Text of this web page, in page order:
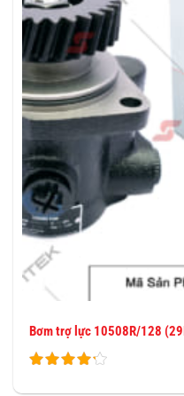
Bơm trợ lực 10508R/128